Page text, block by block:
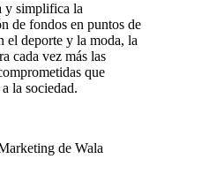
y simplifica la
de fondos en puntos de
el deporte y la moda, la
cada vez más las
que
la sociedad.
de Wala